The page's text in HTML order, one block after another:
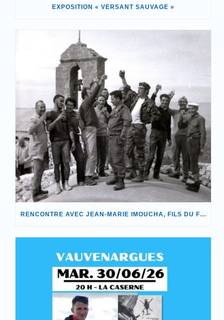
EXPOSITION « VERSANT SAUVAGE »
RENCONTRE AVEC JEAN-MARIE IMOUCHA, FILS DU FONDATEUR DE NOTRE ASSOCIATION